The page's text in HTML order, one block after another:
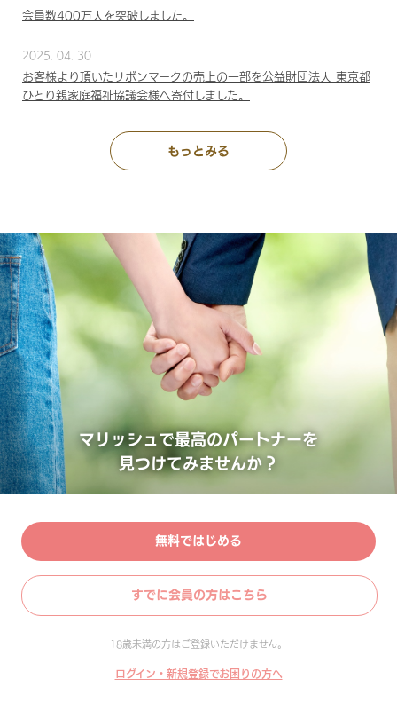
会員数400万人を突破しました。
2025. 04. 30
お客様より頂いたリボンマークの売上の一部を公益財団法人 東京都
ひとり親家庭福祉協議会様へ寄付しました。
もっとみる
マリッシュで最高のパートナーを
見つけてみませんか？
無料ではじめる
すでに会員の方はこちら
18歳未満の方はご登録いただけません。
ログイン・新規登録でお困りの方へ